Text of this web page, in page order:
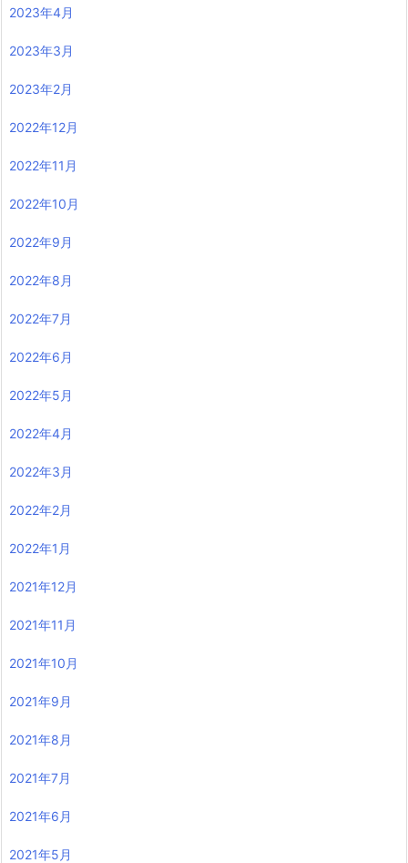
2023年4月
2023年3月
2023年2月
2022年12月
2022年11月
2022年10月
2022年9月
2022年8月
2022年7月
2022年6月
2022年5月
2022年4月
2022年3月
2022年2月
2022年1月
2021年12月
2021年11月
2021年10月
2021年9月
2021年8月
2021年7月
2021年6月
2021年5月